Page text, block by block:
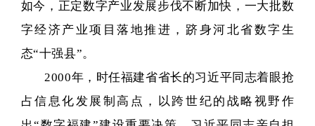
如今，正定数字产业发展步伐不断加快，一大批数
字经济产业项目落地推进，跻身河北省数字生
态“十强县”。
2000年，时任福建省省长的习近平同志着眼抢
占信息化发展制高点，以跨世纪的战略视野作